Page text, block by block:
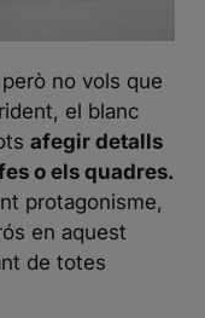
no vols que
el blanc
afegir detalls
o els quadres.
protagonisme,
en aquest
de totes